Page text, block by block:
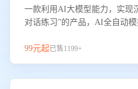
一款利用AI大模型能力，实现
对话练习”的产品，AI全自动
服能力。
99元起已售1199+